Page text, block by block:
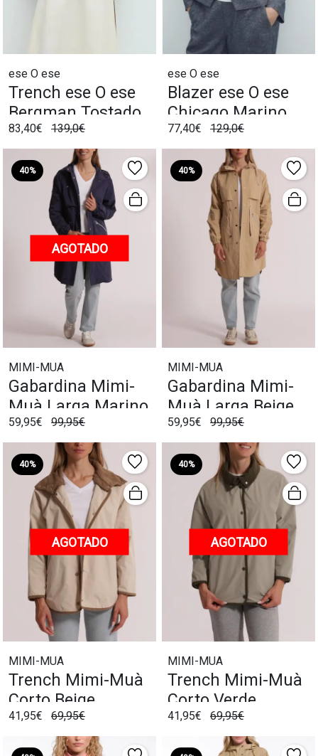
ese O ese
Trench ese O ese
Bergman Tostado
83,40€ 139,0€
ese O ese
Blazer ese O ese
Chicago Marino
77,40€ 129,0€
40%
AGOTADO
MIMI-MUA
Gabardina Mimi-
Muà Larga Marino
59,95€ 99,95€
40%
MIMI-MUA
Gabardina Mimi-
Muà Larga Beige
59,95€ 99,95€
40%
AGOTADO
MIMI-MUA
Trench Mimi-Muà
Corto Beige
41,95€ 69,95€
40%
AGOTADO
MIMI-MUA
Trench Mimi-Muà
Corto Verde
41,95€ 69,95€